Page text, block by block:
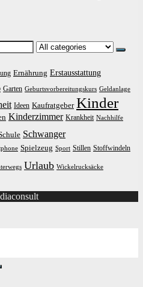
Ernährung Erstausstattung
Garten Geburtsvorbereitungskurs Geldanlage
Ideen Kaufratgeber Kinder
Kinderzimmer Krankheit Nachhilfe
Schwanger
Spielzeug Sport Stillen Stoffwindeln
Urlaub Wickelrucksäcke